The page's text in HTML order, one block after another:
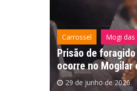
Carrossel Mogi das
Smart Mogi ajuda
pichadores em
9 de junho de 2026